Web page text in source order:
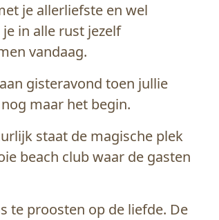
je allerliefste en wel
in alle rust jezelf
vandaag.
gisteravond toen jullie
maar het begin.
staat de magische plek
beach club waar de gasten
te proosten op de liefde. De